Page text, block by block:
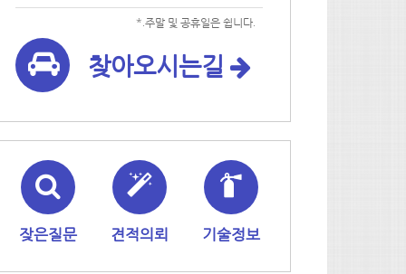
*.주말 및 공휴일은 쉽니다.
찾아오시는길
잦은질문 견적의뢰 기술정보